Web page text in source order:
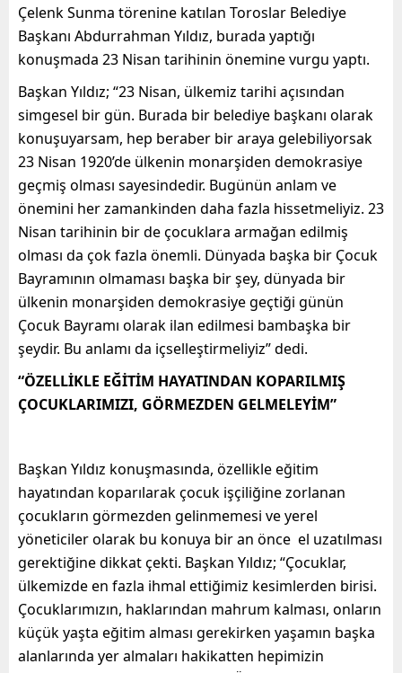
Çelenk Sunma törenine katılan Toroslar Belediye
Başkanı Abdurrahman Yıldız, burada yaptığı
konuşmada 23 Nisan tarihinin önemine vurgu yaptı.
Başkan Yıldız; “23 Nisan, ülkemiz tarihi açısından
simgesel bir gün. Burada bir belediye başkanı olarak
konuşuyarsam, hep beraber bir araya gelebiliyorsak
23 Nisan 1920’de ülkenin monarşiden demokrasiye
geçmiş olması sayesindedir. Bugünün anlam ve
önemini her zamankinden daha fazla hissetmeliyiz. 23
Nisan tarihinin bir de çocuklara armağan edilmiş
olması da çok fazla önemli. Dünyada başka bir Çocuk
Bayramının olmaması başka bir şey, dünyada bir
ülkenin monarşiden demokrasiye geçtiği günün
Çocuk Bayramı olarak ilan edilmesi bambaşka bir
şeydir. Bu anlamı da içselleştirmeliyiz” dedi.
“ÖZELLİKLE EĞİTİM HAYATINDAN KOPARILMIŞ
ÇOCUKLARIMIZI, GÖRMEZDEN GELMELEYİM”
Başkan Yıldız konuşmasında, özellikle eğitim
hayatından koparılarak çocuk işçiliğine zorlanan
çocukların görmezden gelinmemesi ve yerel
yöneticiler olarak bu konuya bir an önce el uzatılması
gerektiğine dikkat çekti. Başkan Yıldız; “Çocuklar,
ülkemizde en fazla ihmal ettiğimiz kesimlerden birisi.
Çocuklarımızın, haklarından mahrum kalması, onların
küçük yaşta eğitim alması gerekirken yaşamın başka
alanlarında yer almaları hakikatten hepimizin